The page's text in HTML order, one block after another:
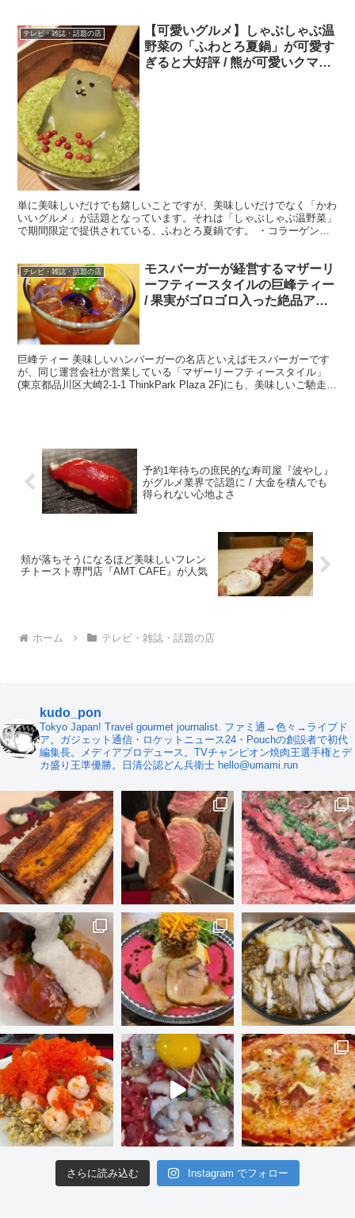
テレビ・雑誌・話題の店
【可愛いグルメ】しゃぶしゃぶ温
野菜の「ふわとろ夏鍋」が可愛す
ぎると大好評 / 熊が可愛いクマ
単に美味しいだけでも嬉しいことですが、美味しいだけでなく「かわ
いいグルメ」が話題となっています。それは「しゃぶしゃぶ温野菜」
で期間限定で提供されている、ふわとろ夏鍋です。 ・コラーゲンで
テレビ・雑誌・話題の店
モスバーガーが経営するマザーリ
ーフティースタイルの巨峰ティー
/ 果実がゴロゴロ入った絶品アイ
巨峰ティー 美味しいハンバーガーの名店といえばモスバーガーです
が、同じ運営会社が営業している「マザーリーフティースタイル」
(東京都品川区大崎2-1-1 ThinkPark Plaza 2F)にも、美味しいご馳走が
予約1年待ちの庶民的な寿司屋『波やし』
がグルメ業界で話題に / 大金を積んでも
得られない心地よさ
頬が落ちそうになるほど美味しいフレン
チトースト専門店『AMT CAFE』が人気
ホーム テレビ・雑誌・話題の店
kudo_pon
Tokyo Japan! Travel gourmet journalist. ファミ通→色々→ライブド
ア。ガジェット通信・ロケットニュース24・Pouchの創設者で初代
編集長。メディアプロデュース。TVチャンピオン焼肉王選手権とデ
カ盛り王準優勝。日清公認どん兵衛士 hello@umami.run
さらに読み込む Instagram でフォロー